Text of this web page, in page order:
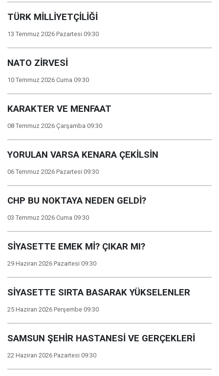
TÜRK MİLLİYETÇİLİĞİ
13 Temmuz 2026 Pazartesi 09:30
NATO ZİRVESİ
10 Temmuz 2026 Cuma 09:30
KARAKTER VE MENFAAT
08 Temmuz 2026 Çarşamba 09:30
YORULAN VARSA KENARA ÇEKİLSİN
06 Temmuz 2026 Pazartesi 09:30
CHP BU NOKTAYA NEDEN GELDİ?
03 Temmuz 2026 Cuma 09:30
SİYASETTE EMEK Mİ? ÇIKAR MI?
29 Haziran 2026 Pazartesi 09:30
SİYASETTE SIRTA BASARAK YÜKSELENLER
25 Haziran 2026 Perşembe 09:30
SAMSUN ŞEHİR HASTANESİ VE GERÇEKLERİ
22 Haziran 2026 Pazartesi 09:30